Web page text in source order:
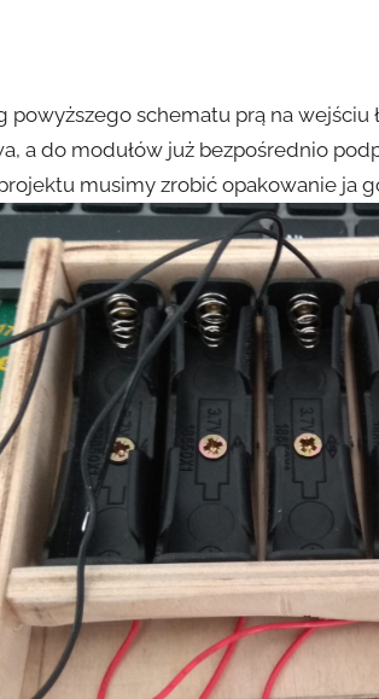
powyższego schematu prą na
a do modułów już bezpośrednio
musimy zrobić opakowanie ja